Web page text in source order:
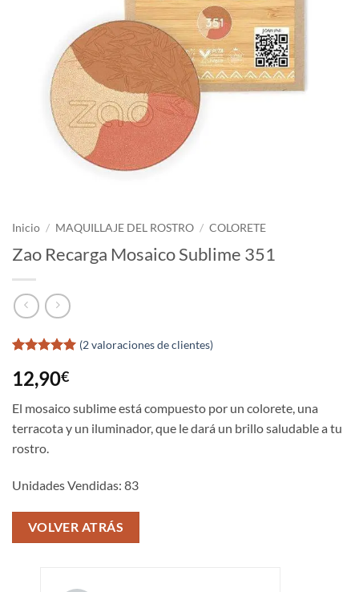
Inicio / MAQUILLAJE DEL ROSTRO / COLORETE
Zao Recarga Mosaico Sublime 351
con 5de 5
en base a
valoraciones
de clientes
(2valoraciones de clientes)
12,90€
El mosaico sublime está compuesto por un colorete, una
terracota y un iluminador, que le dará un brillo saludable a tu
rostro.
Unidades Vendidas: 83
VOLVER ATRÁS